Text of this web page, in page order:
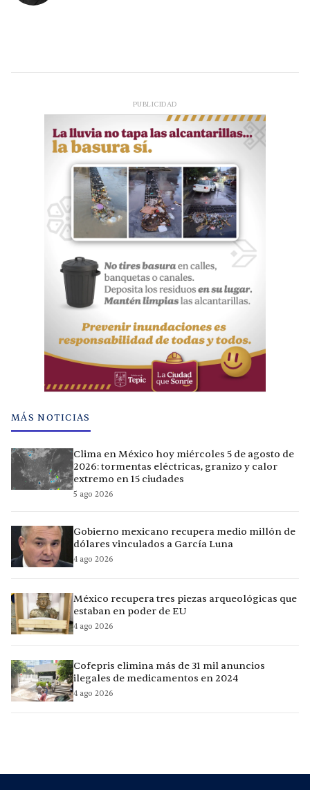
PUBLICIDAD
MÁS NOTICIAS
Clima en México hoy miércoles 5 de agosto de
2026: tormentas eléctricas, granizo y calor
extremo en 15 ciudades
5 ago 2026
Gobierno mexicano recupera medio millón de
dólares vinculados a García Luna
4 ago 2026
México recupera tres piezas arqueológicas que
estaban en poder de EU
4 ago 2026
Cofepris elimina más de 31 mil anuncios
ilegales de medicamentos en 2024
4 ago 2026